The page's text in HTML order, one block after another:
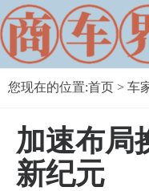
您现在的位置:首页 > 车
加速布局
新纪元